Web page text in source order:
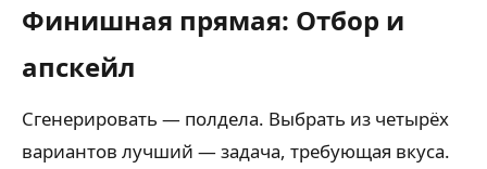
Финишная прямая: Отбор и
апскейл
Сгенерировать — полдела. Выбрать из четырёх
вариантов лучший — задача, требующая вкуса.